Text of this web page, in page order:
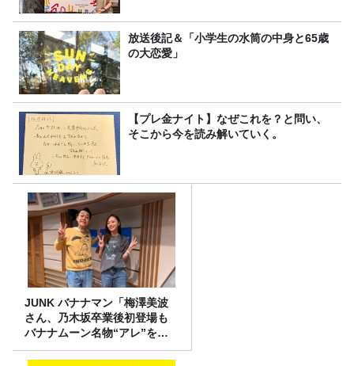
放送後記＆「小学生の水筒の中身と65歳
の大恋愛」
【プレ金ナイト】なぜこれを？と問い、
そこから今を読み解いていく。
JUNK バナナマン「梅澤美波
さん、乃木坂卒業後初登場も
バナナムーン名物“アレ”を喰
らう」